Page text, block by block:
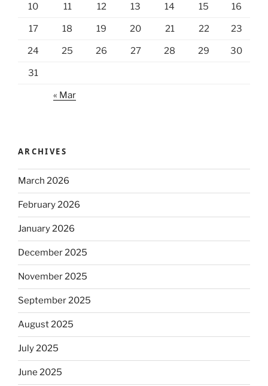
10 11 12 13 14 15 16
17 18 19 20 21 22 23
24 25 26 27 28 29 30
31
« Mar
ARCHIVES
March 2026
February 2026
January 2026
December 2025
November 2025
September 2025
August 2025
July 2025
June 2025